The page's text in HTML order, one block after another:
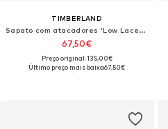
TIMBERLAND
Sapato com atacadores 'Low Lace-Up Sneaker'
67,50€
Preço original: 135,00€
Último preço mais baixo:67,50€